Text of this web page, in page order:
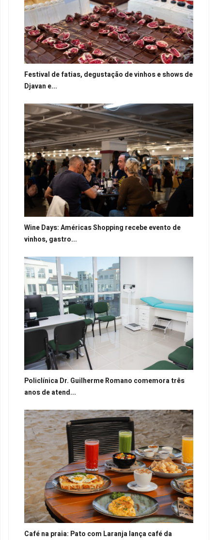
Festival de fatias, degustação de vinhos e shows de
Djavan e...
Wine Days: Américas Shopping recebe evento de
vinhos, gastro...
Policlínica Dr. Guilherme Romano comemora três
anos de atend...
Café na praia: Pato com Laranja lança café da